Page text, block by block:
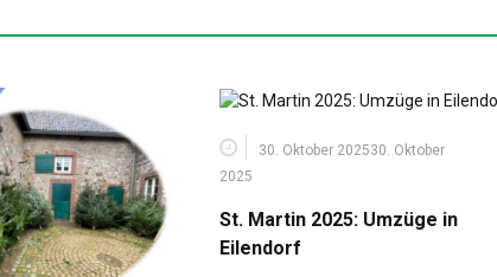
30. Oktober 202530. Oktober
2025
St. Martin 2025: Umzüge in
Eilendorf